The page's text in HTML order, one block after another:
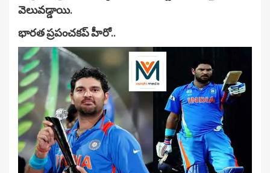
వెలువడ్డాయి.
భారత ప్రపంచకప్ హీరో..